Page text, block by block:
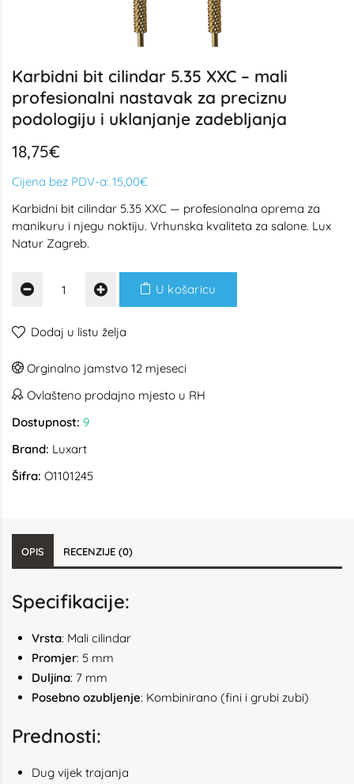
Karbidni bit cilindar 5.35 XXC – mali
profesionalni nastavak za preciznu
podologiju i uklanjanje zadebljanja
18,75€
Cijena bez PDV-a: 15,00€
Karbidni bit cilindar 5.35 XXC — profesionalna oprema za
manikuru i njegu noktiju. Vrhunska kvaliteta za salone. Lux
Natur Zagreb.
U košaricu
Dodaj u listu želja
Orginalno jamstvo 12 mjeseci
Ovlašteno prodajno mjesto u RH
Dostupnost: 9
Brand: Luxart
Šifra: O1101245
OPIS RECENZIJE (0)
Specifikacije:
Vrsta: Mali cilindar
Promjer: 5 mm
Duljina: 7 mm
Posebno ozubljenje: Kombinirano (fini i grubi zubi)
Prednosti:
Dug vijek trajanja